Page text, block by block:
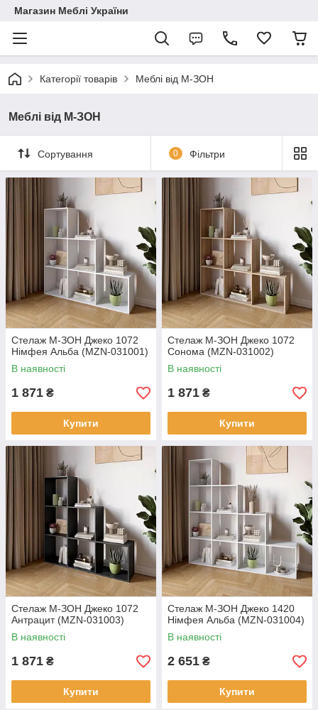
Магазин Меблі України
Категорії товарів Меблі від М-ЗОН
Меблі від М-ЗОН
Сортування 0 Фільтри
Стелаж М-ЗОН Джеко 1072
Німфея Альба (MZN-031001)
В наявності
1 871 ₴
Купити
Стелаж М-ЗОН Джеко 1072
Сонома (MZN-031002)
В наявності
1 871 ₴
Купити
Стелаж М-ЗОН Джеко 1072
Антрацит (MZN-031003)
В наявності
1 871 ₴
Купити
Стелаж М-ЗОН Джеко 1420
Німфея Альба (MZN-031004)
В наявності
2 651 ₴
Купити